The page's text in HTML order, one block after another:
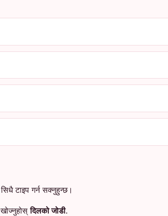
टाइप गर्न सक्नुहुन्छ।
खोज्नुहोस्दिलको जोडी.